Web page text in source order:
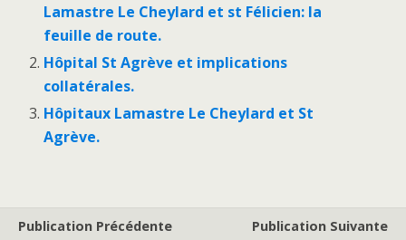
Lamastre Le Cheylard et st Félicien: la
feuille de route.
Hôpital St Agrève et implications
collatérales.
Hôpitaux Lamastre Le Cheylard et St
Agrève.
Publication Précédente
Publication Suivante